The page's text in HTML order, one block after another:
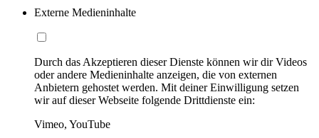
Externe Medieninhalte
Durch das Akzeptieren dieser Dienste können wir dir Videos
oder andere Medieninhalte anzeigen, die von externen
Anbietern gehostet werden. Mit deiner Einwilligung setzen
wir auf dieser Webseite folgende Drittdienste ein:
Vimeo, YouTube